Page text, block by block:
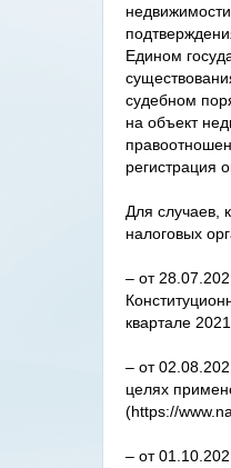
Едином
судебном
на объект
регистрация
Для случаев,
налоговых
– от
квартале
– от
целях
(https://
– от